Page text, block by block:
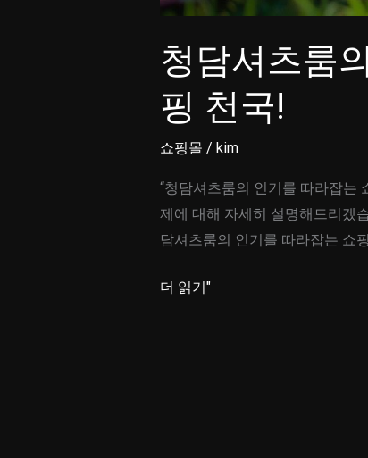
청담셔츠룸
핑 천국!
쇼핑몰 / kim
“청담셔츠룸의 인기를 따라잡는
제에 대해 자세히 설명해드리겠
담셔츠룸의 인기를 따라잡는 쇼
청
더 읽기"